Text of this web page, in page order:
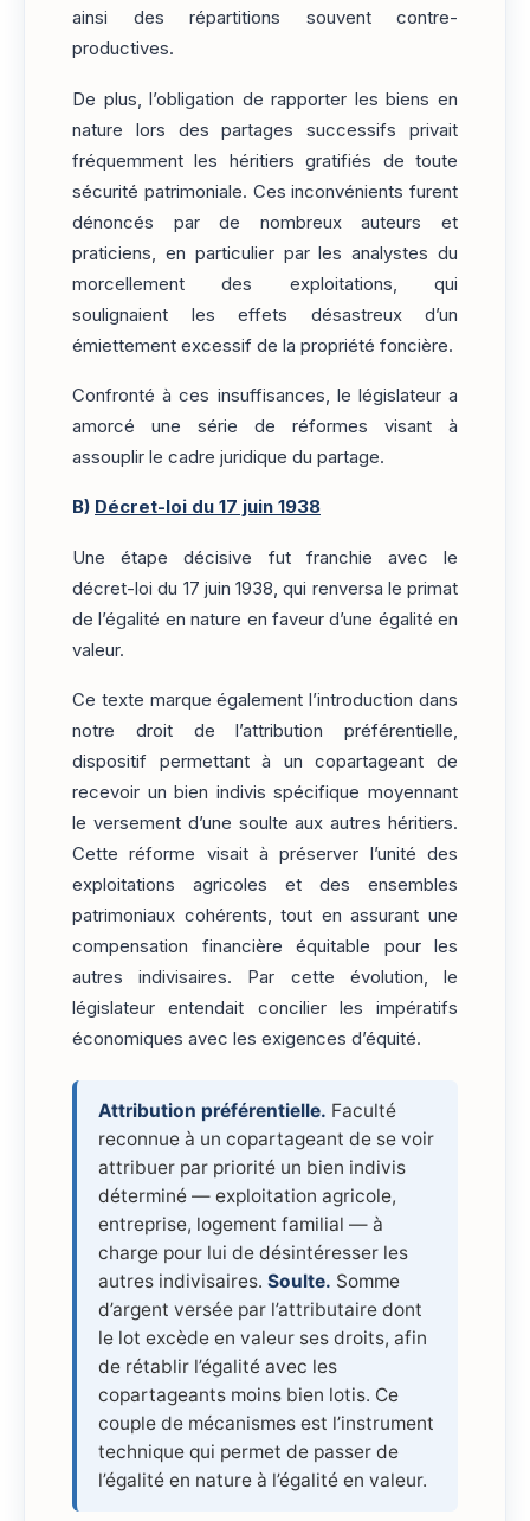
ainsi des répartitions souvent contre-
productives.
De plus, l’obligation de rapporter les biens en
nature lors des partages successifs privait
fréquemment les héritiers gratifiés de toute
sécurité patrimoniale. Ces inconvénients furent
dénoncés par de nombreux auteurs et
praticiens, en particulier par les analystes du
morcellement des exploitations, qui
soulignaient les effets désastreux d’un
émiettement excessif de la propriété foncière.
Confronté à ces insuffisances, le législateur a
amorcé une série de réformes visant à
assouplir le cadre juridique du partage.
B) Décret-loi du 17 juin 1938
Une étape décisive fut franchie avec le
décret-loi du 17 juin 1938, qui renversa le primat
de l’égalité en nature en faveur d’une égalité en
valeur.
Ce texte marque également l’introduction dans
notre droit de l’attribution préférentielle,
dispositif permettant à un copartageant de
recevoir un bien indivis spécifique moyennant
le versement d’une soulte aux autres héritiers.
Cette réforme visait à préserver l’unité des
exploitations agricoles et des ensembles
patrimoniaux cohérents, tout en assurant une
compensation financière équitable pour les
autres indivisaires. Par cette évolution, le
législateur entendait concilier les impératifs
économiques avec les exigences d’équité.
Attribution préférentielle. Faculté
reconnue à un copartageant de se voir
attribuer par priorité un bien indivis
déterminé — exploitation agricole,
entreprise, logement familial — à
charge pour lui de désintéresser les
autres indivisaires. Soulte. Somme
d’argent versée par l’attributaire dont
le lot excède en valeur ses droits, afin
de rétablir l’égalité avec les
copartageants moins bien lotis. Ce
couple de mécanismes est l’instrument
technique qui permet de passer de
l’égalité en nature à l’égalité en valeur.